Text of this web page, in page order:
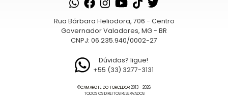
Rua Bárbara Heliodora, 706 - Centro
Governador Valadares, MG - BR
CNPJ: 06.235.940/0002-27
Dúvidas? ligue!
+55 (33) 3277-3131
©CAMAROTE DO TORCEDOR2013 - 2026
TODOS OS DIREITOS RESERVADOS